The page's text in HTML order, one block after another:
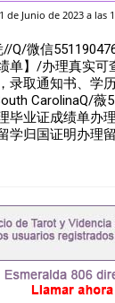
毕业证成绩单】/
、在读证明U
de Junio de 2023 a las
//Q/微信
单】/办理真实可
录取通知书、学
CarolinaQ/薇
毕业证成绩单办
学归国证明办理
文凭办理澳洲文
学回国人员证明
全套留学回国必
完美交代）； 2
是申请工签都可
以安排办理，毕